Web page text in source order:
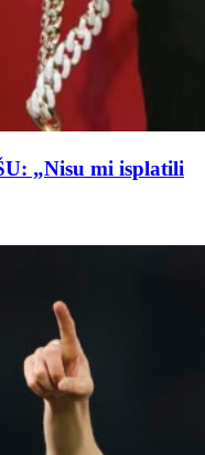
„Nisu mi isplatili